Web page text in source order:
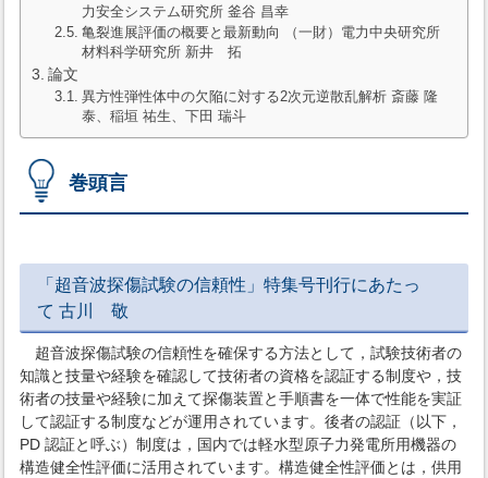
力安全システム研究所 釜谷 昌幸
亀裂進展評価の概要と最新動向 （一財）電力中央研究所
材料科学研究所 新井 拓
論文
異方性弾性体中の欠陥に対する2次元逆散乱解析 斎藤 隆
泰、稲垣 祐生、下田 瑞斗
巻頭言
「超音波探傷試験の信頼性」特集号刊行にあたっ
て 古川 敬
超音波探傷試験の信頼性を確保する方法として，試験技術者の
知識と技量や経験を確認して技術者の資格を認証する制度や，技
術者の技量や経験に加えて探傷装置と手順書を一体で性能を実証
して認証する制度などが運用されています。後者の認証（以下，
PD 認証と呼ぶ）制度は，国内では軽水型原子力発電所用機器の
構造健全性評価に活用されています。構造健全性評価とは，供用